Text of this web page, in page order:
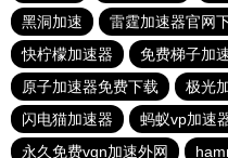
黑洞加速
雷霆加速器官网
快柠檬加速器
免费梯子加
原子加速器免费下载
极光
闪电猫加速器
蚂蚁vp加速
永久免费vqn加速外网